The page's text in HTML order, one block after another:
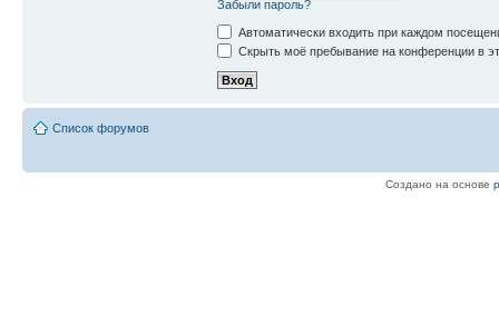
Забыли пароль?
Автоматически входить при каждом
Скрыть моё пребывание на конференции в
Список форумов
Создано на основе